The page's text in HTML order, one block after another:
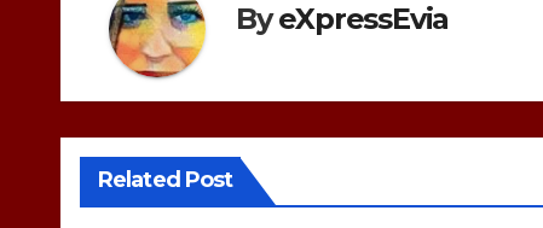
ByeXpressEvia
Related Post